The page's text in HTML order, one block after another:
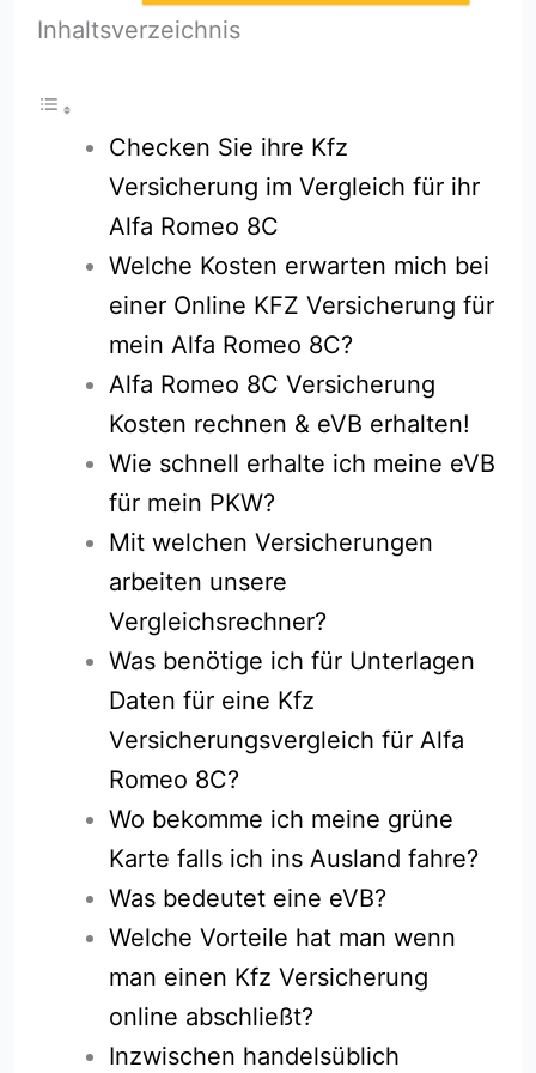
Inhaltsverzeichnis
Checken Sie ihre Kfz
Versicherung im Vergleich für ihr
Alfa Romeo 8C
Welche Kosten erwarten mich bei
einer Online KFZ Versicherung für
mein Alfa Romeo 8C?
Alfa Romeo 8C Versicherung
Kosten rechnen & eVB erhalten!
Wie schnell erhalte ich meine eVB
für mein PKW?
Mit welchen Versicherungen
arbeiten unsere
Vergleichsrechner?
Was benötige ich für Unterlagen
Daten für eine Kfz
Versicherungsvergleich für Alfa
Romeo 8C?
Wo bekomme ich meine grüne
Karte falls ich ins Ausland fahre?
Was bedeutet eine eVB?
Welche Vorteile hat man wenn
man einen Kfz Versicherung
online abschließt?
Inzwischen handelsüblich